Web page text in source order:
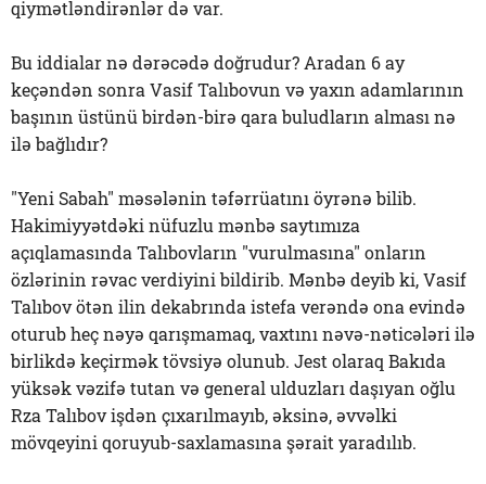
qiymətləndirənlər də var.
Bu iddialar nə dərəcədə doğrudur? Aradan 6 ay
keçəndən sonra Vasif Talıbovun və yaxın adamlarının
başının üstünü birdən-birə qara buludların alması nə
ilə bağlıdır?
"Yeni Sabah" məsələnin təfərrüatını öyrənə bilib.
Hakimiyyətdəki nüfuzlu mənbə saytımıza
açıqlamasında Talıbovların "vurulmasına" onların
özlərinin rəvac verdiyini bildirib. Mənbə deyib ki, Vasif
Talıbov ötən ilin dekabrında istefa verəndə ona evində
oturub heç nəyə qarışmamaq, vaxtını nəvə-nəticələri ilə
birlikdə keçirmək tövsiyə olunub. Jest olaraq Bakıda
yüksək vəzifə tutan və general ulduzları daşıyan oğlu
Rza Talıbov işdən çıxarılmayıb, əksinə, əvvəlki
mövqeyini qoruyub-saxlamasına şərait yaradılıb.